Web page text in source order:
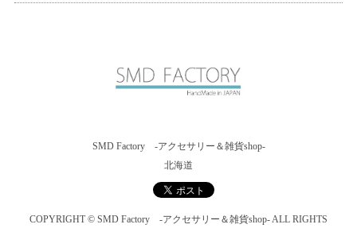
SMD Factory -アクセサリー＆雑貨shop-
北海道
COPYRIGHT © SMD Factory -アクセサリー＆雑貨shop- ALL RIGHTS